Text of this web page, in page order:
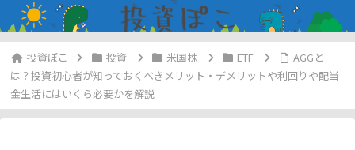
投資 米国株 ETF
AGGと
は？投資初心者が知っておくべきメリット・デメリットや利回りや配当
金生活にはいくら必要かを解説